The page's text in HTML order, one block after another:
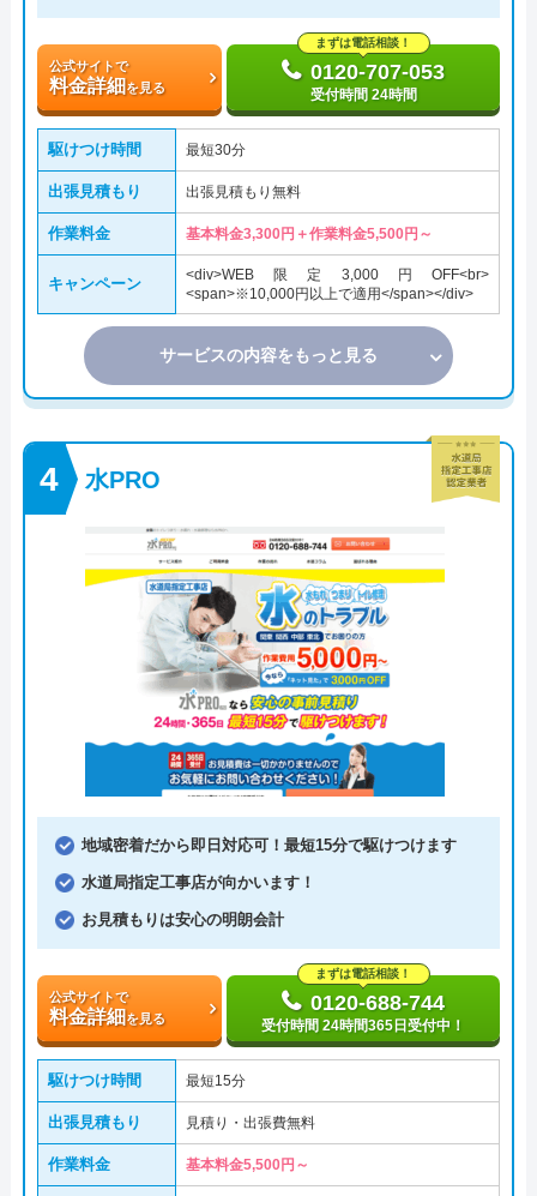
公式サイトで
料金詳細を見る
まずは電話相談！
0120-707-053
受付時間 24時間
駆けつけ時間 最短30分
出張見積もり 出張見積もり無料
作業料金 基本料金3,300円＋作業料金5,500円～
キャンペーン
<div>WEB限定3,000円OFF<br>
<span>※10,000円以上で適用</span></div>
サービスの内容をもっと見る
水PRO
地域密着だから即日対応可！最短15分で駆けつけます
水道局指定工事店が向かいます！
お見積もりは安心の明朗会計
公式サイトで
料金詳細を見る
まずは電話相談！
0120-688-744
受付時間 24時間365日受付中！
駆けつけ時間 最短15分
出張見積もり 見積り・出張費無料
作業料金 基本料金5,500円～